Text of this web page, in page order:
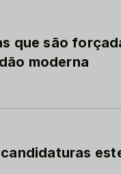
que são
moderna